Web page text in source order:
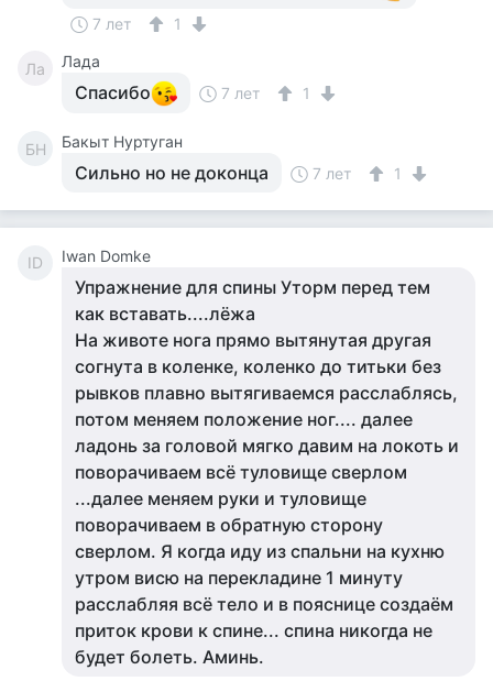
7 лет 1
Ла Лада
Спасибо 7 лет 1
БН Бакыт Нуртуган
Сильно но не доконца 7 лет 1
ID Iwan Domke
Упражнение для спины Уторм перед тем
как вставать....лёжа
На животе нога прямо вытянутая другая
согнута в коленке, коленко до титьки без
рывков плавно вытягиваемся расслаблясь,
потом меняем положение ног.... далее
ладонь за головой мягко давим на локоть и
поворачиваем всё туловище сверлом
...далее меняем руки и туловище
поворачиваем в обратную сторону
сверлом. Я когда иду из спальни на кухню
утром висю на перекладине 1 минуту
расслабляя всё тело и в пояснице создаём
приток крови к спине... спина никогда не
будет болеть. Аминь.